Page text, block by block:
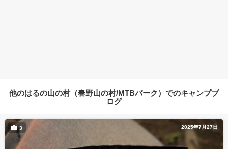
他のはるの山の村（春野山の村/MTBパーク）でのキャンプブ
ログ
2025年7月27日
3